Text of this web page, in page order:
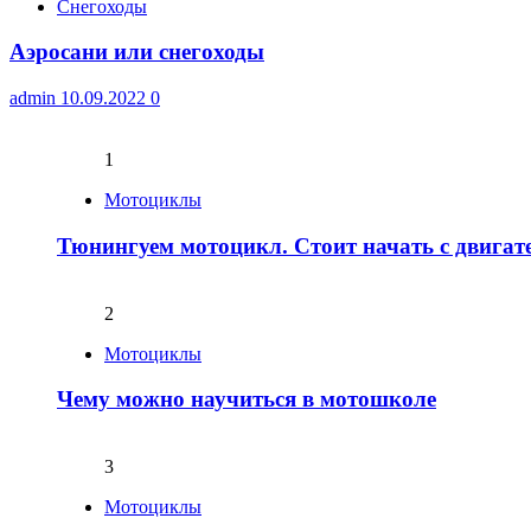
Снегоходы
Аэросани или снегоходы
admin 10.09.2022 0
1
Мотоциклы
Тюнингуем мотоцикл. Стоит начать с
2
Мотоциклы
Чему можно научиться в мотошколе
3
Мотоциклы